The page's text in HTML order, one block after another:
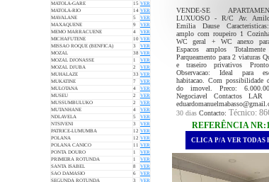
MATOLA-GARE
15 VER
MATOLA-RIO
14 VER
MAVALANE
5
VER
MAXAQUENE
9
VER
MEMO MARRACUENE
4
VER
MICHAFUTENE
10 VER
MISSAO ROQUE (BENFICA)
3
VER
MOZAL
38 VER
MOZAL DJONASSE
1
VER
MOZAL DJUBA
2
VER
MUHALAZE
33 VER
MUKATINE
7
VER
MULOTANA
4
VER
MUSEU
2
VER
MUSSUMBULUKO
2
VER
MUTANHANE
4
VER
NDLAVELA
5
VER
NTSIVENI
3
VER
PATRICE-LUMUMBA
12 VER
POLANA
12 VER
POLANA CANICO
11 VER
PONTA DOURO
1
VER
PRIMEIRA ROTUNDA
1
VER
SANTA ISABEL
8
VER
SAO DAMASIO
6
VER
SEGUNDA ROTUNDA
3 VER
VENDE-SE
LUXUOSO - R/C Av.
Emilia Dause
amplo com roupeiro 1
WC geral + WC anexo para
Espacos amplos Totalmente
Parqueamento para 2 viaturas
e traseiro privativos
Observacao: Ideal para
habitacao. Com possibilidade
do imovel. Preco:
Negociavel Contactos
30 dias Contacto: Técnico:
REFERÊNCIA
CLICA P/A VER TODAS